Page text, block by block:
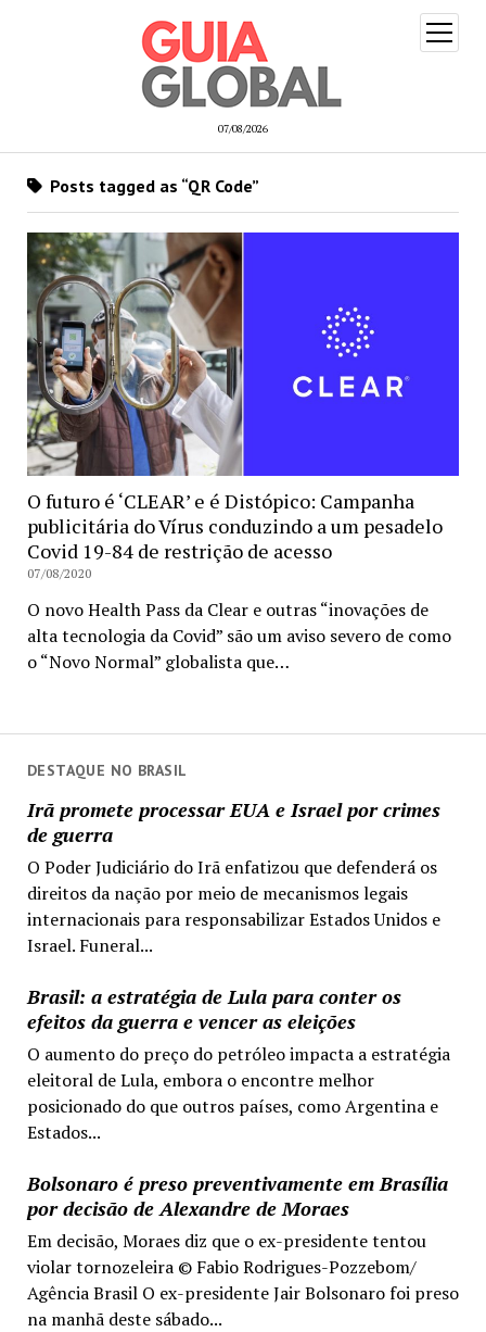
07/08/2026
open
menu
DESTAQUE NO BRASIL
Irã promete processar EUA e Israel por crimes
de guerra
O Poder Judiciário do Irã enfatizou que defenderá os
direitos da nação por meio de mecanismos legais
internacionais para responsabilizar Estados Unidos e
Israel. Funeral...
Brasil: a estratégia de Lula para conter os
efeitos da guerra e vencer as eleições
O aumento do preço do petróleo impacta a estratégia
eleitoral de Lula, embora o encontre melhor
posicionado do que outros países, como Argentina e
Estados...
Bolsonaro é preso preventivamente em Brasília
por decisão de Alexandre de Moraes
Em decisão, Moraes diz que o ex-presidente tentou
violar tornozeleira © Fabio Rodrigues-Pozzebom/
Agência Brasil O ex-presidente Jair Bolsonaro foi preso
na manhã deste sábado...
Posts tagged as “QR Code”
O futuro é ‘CLEAR’ e é Distópico: Campanha
publicitária do Vírus conduzindo a um pesadelo
Covid 19-84 de restrição de acesso
07/08/2020
O novo Health Pass da Clear e outras “inovações de
alta tecnologia da Covid” são um aviso severo de como
o “Novo Normal” globalista que…